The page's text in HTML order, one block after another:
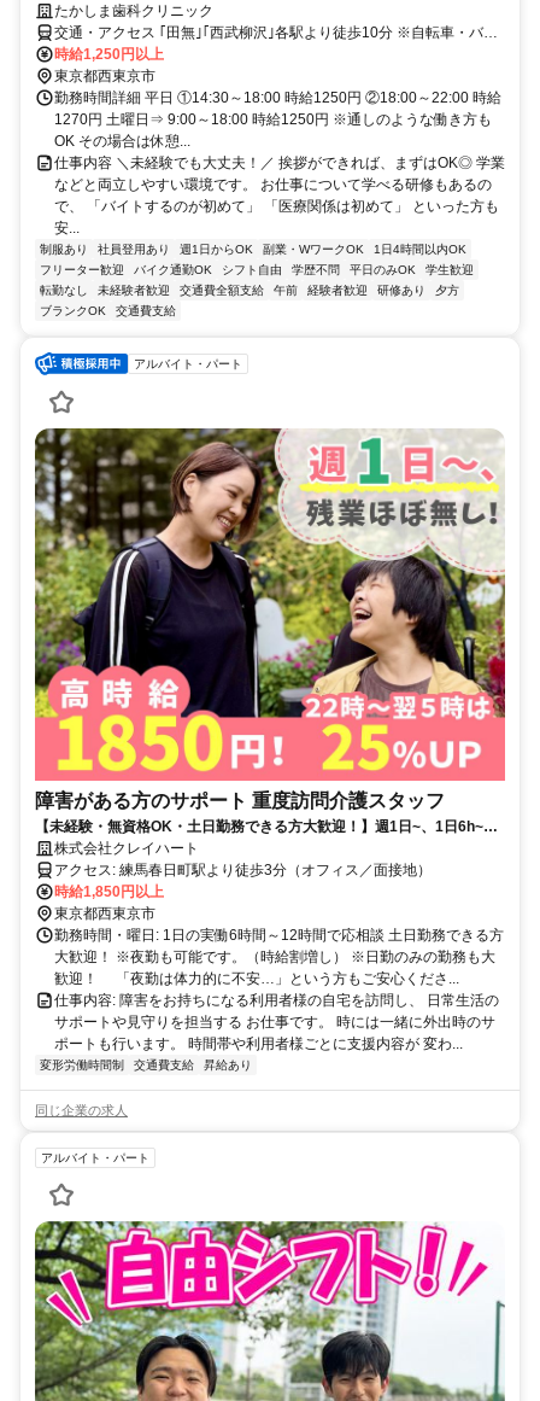
たかしま歯科クリニック
交通・アクセス ｢田無｣｢西武柳沢｣各駅より徒歩10分 ※自転車・バイ
ク通勤もOK ⭐未経験・無資格ＯＫ⭐週1日～ＯＫ＆短時間勤務⭐髪色
自由
時給1,250円以上
東京都西東京市
勤務時間詳細 平日 ①14:30～18:00 時給1250円 ②18:00～22:00 時給
1270円 土曜日⇒ 9:00～18:00 時給1250円 ※通しのような働き方も
OK その場合は休憩...
仕事内容 ＼未経験でも大丈夫！／ 挨拶ができれば、まずはOK◎ 学業
などと両立しやすい環境です。 お仕事について学べる研修もあるの
で、 「バイトするのが初めて」 「医療関係は初めて」 といった方も
安...
制服あり 社員登用あり 週1日からOK 副業・WワークOK
1日4時間以内OK
フリーター歓迎
バイク通勤OK シフト自由 学歴不問 平日のみOK
学生歓迎
転勤なし
未経験者歓迎 交通費全額支給 午前 経験者歓迎 研修あり
夕方
ブランクOK
交通費支給
アルバイト・パート
障害がある方のサポート 重度訪問介護スタッフ
【未経験・無資格OK・土日勤務できる方大歓迎！】週1日~、1日6h~勤
務可能！平日の み・土日のみもOK！月80時間以上勤務で2万円の手当を
支給します！
株式会社クレイハート
アクセス: 練馬春日町駅より徒歩3分（オフィス／面接地）
時給1,850円以上
東京都西東京市
勤務時間・曜日: 1日の実働6時間～12時間で応相談 土日勤務できる方
大歓迎！ ※夜勤も可能です。（時給割増し） ※日勤のみの勤務も大
歓迎！ 「夜勤は体力的に不安…」という方もご安心くださ...
仕事内容: 障害をお持ちになる利用者様の自宅を訪問し、 日常生活の
サポートや見守りを担当する お仕事です。 時には一緒に外出時のサ
ポートも行います。 時間帯や利用者様ごとに支援内容が 変わ...
変形労働時間制 交通費支給 昇給あり
同じ企業の求人
アルバイト・パート